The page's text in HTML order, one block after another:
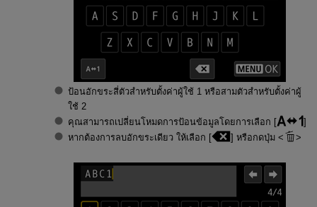
ป้อนอักขระสี่ตัวสำหรับตั้งค่าผู้ใช้ 1 หรือสามตัวสำหรับตั้งค่าผู้
ใช้ 2
คุณสามารถเปลี่ยนโหมดการป้อนข้อมูลโดยการเลือก [
]
หากต้องการลบอักขระเดียว ให้เลือก [
] หรือกดปุ่ม